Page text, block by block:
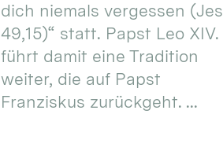
dich niemals vergessen (Jes
49,15)“ statt. Papst Leo XIV.
führt damit eine Tradition
weiter, die auf Papst
Franziskus zurückgeht. ...